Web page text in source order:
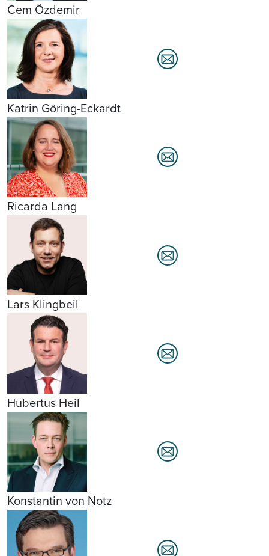
Cem Özdemir
Katrin Göring-Eckardt
Ricarda Lang
Lars Klingbeil
Hubertus Heil
Konstantin von Notz